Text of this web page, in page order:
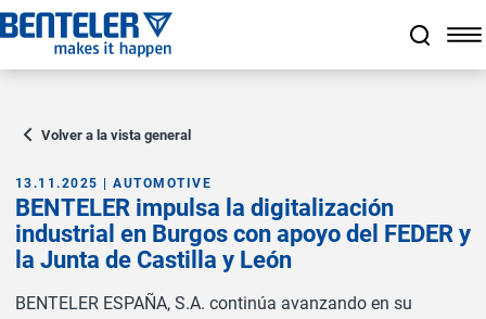
a11y.jump_to_main_content
a11y.jump_to_footer
a11y.jump_nav_end
a11y.jump_nav_start
Volver a la vista general
13.11.2025 | AUTOMOTIVE
BENTELER impulsa la digitalización
industrial en Burgos con apoyo del FEDER y
la Junta de Castilla y León
BENTELER ESPAÑA, S.A. continúa avanzando en su